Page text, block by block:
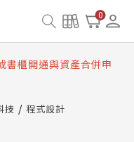
0
產合併與書櫃開通申請
見問題
書櫃開通與資產合併申
合併與書櫃開通申請
技
程式設計